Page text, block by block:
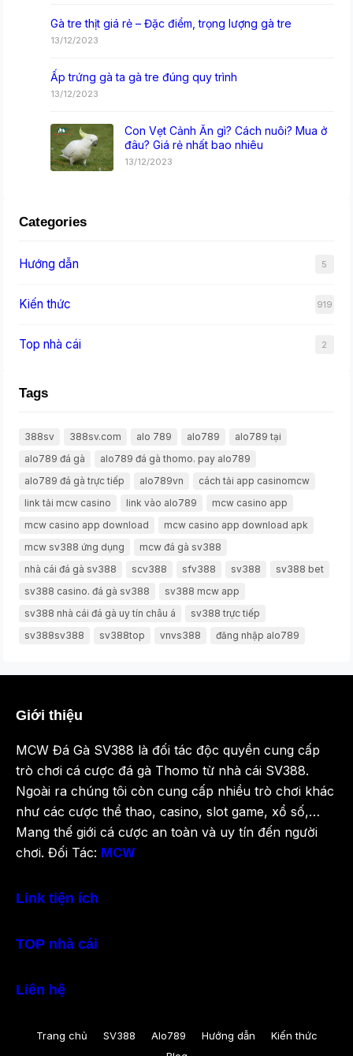
Gà tre thịt giá rẻ – Đặc điểm, trọng lượng gà tre
13/12/2023
Ấp trứng gà ta gà tre đúng quy trình
13/12/2023
Con Vẹt Cảnh Ăn gì? Cách nuôi? Mua ở
đâu? Giá rẻ nhất bao nhiêu
13/12/2023
Categories
Hướng dẫn 5
Kiến thức 919
Top nhà cái 2
Tags
388sv 388sv.com alo 789 alo789
alo789 tại
alo789 đá gà
alo789 đá gà thomo. pay alo789
alo789 đá gà trực tiếp
alo789vn
cách tải app casinomcw
link tải mcw casino
link vào alo789
mcw casino app
mcw casino app download
mcw casino app download apk
mcw sv388 ứng dụng
mcw đá gà sv388
nhà cái đá gà sv388
scv388 sfv388 sv388
sv388 bet
sv388 casino. đá gà sv388
sv388 mcw app
sv388 nhà cái đá gà uy tín châu á
sv388 trực tiếp
sv388sv388
sv388top vnvs388 đăng nhập alo789
Giới thiệu
MCW Đá Gà SV388 là đối tác độc quyền cung cấp
trò chơi cá cược đá gà Thomo từ nhà cái SV388.
Ngoài ra chúng tôi còn cung cấp nhiều trò chơi khác
như các cược thể thao, casino, slot game, xổ số,…
Mang thế giới cá cược an toàn và uy tín đến người
chơi. Đối Tác: MCW
Link tiện ích
TOP nhà cái
Liên hệ
Trang chủ SV388 Alo789 Hướng dẫn
Kiến thức